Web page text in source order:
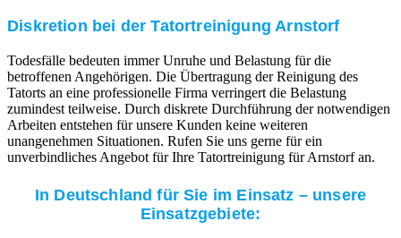
Diskretion bei der Tatortreinigung Arnstorf
Todesfälle bedeuten immer Unruhe und Belastung für die
betroffenen Angehörigen. Die Übertragung der Reinigung des
Tatorts an eine professionelle Firma verringert die Belastung
zumindest teilweise. Durch diskrete Durchführung der notwendigen
Arbeiten entstehen für unsere Kunden keine weiteren
unangenehmen Situationen. Rufen Sie uns gerne für ein
unverbindliches Angebot für Ihre Tatortreinigung für Arnstorf an.
In Deutschland für Sie im Einsatz – unsere
Einsatzgebiete: